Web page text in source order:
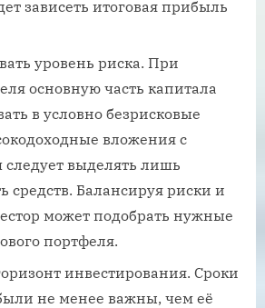
зависеть итоговая прибыль
уровень риска. При
основную часть капитала
в условно безрисковые
вложения с
выделять лишь
средств. Балансируя риски и
может подобрать нужные
портфеля.
инвестирования. Сроки
не менее важны, чем её